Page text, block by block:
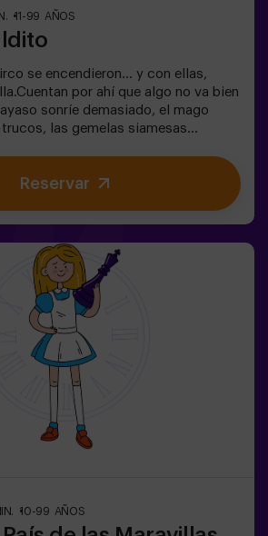
11-99 AÑOS
se encendieron… y con ellas,
por ahí que algo no va bien
sonríe demasiado, el mago
las gemelas siamesas
esconde bajo la carpa de este circo y
su cruel director?No todos los
este, los aplausos pueden ser lo
de acero serán vuestra única
room tan divertido como
lo suficientemente valiente para
planes con amigos | parejas |
jugadores menores de 15 años
de al menos un adulto.
de que les acompañe uno de
en la aventura, consúltanos las
Reservar
10-99 AÑOS